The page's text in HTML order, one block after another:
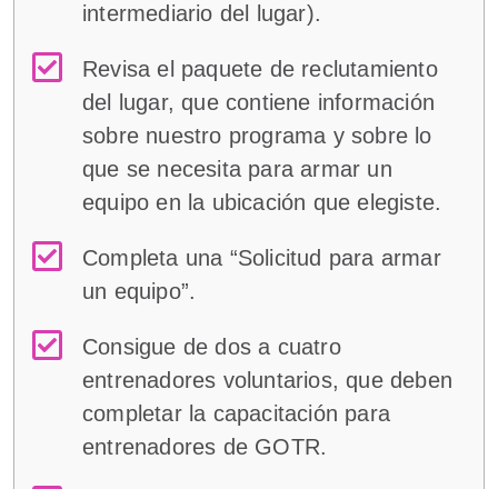
intermediario del lugar).
Revisa el paquete de reclutamiento
del lugar, que contiene información
sobre nuestro programa y sobre lo
que se necesita para armar un
equipo en la ubicación que elegiste.
Completa una “Solicitud para armar
un equipo”.
Consigue de dos a cuatro
entrenadores voluntarios, que deben
completar la capacitación para
entrenadores de GOTR.